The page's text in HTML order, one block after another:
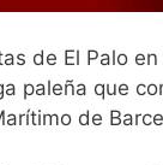
de El Palo
paleña que
de